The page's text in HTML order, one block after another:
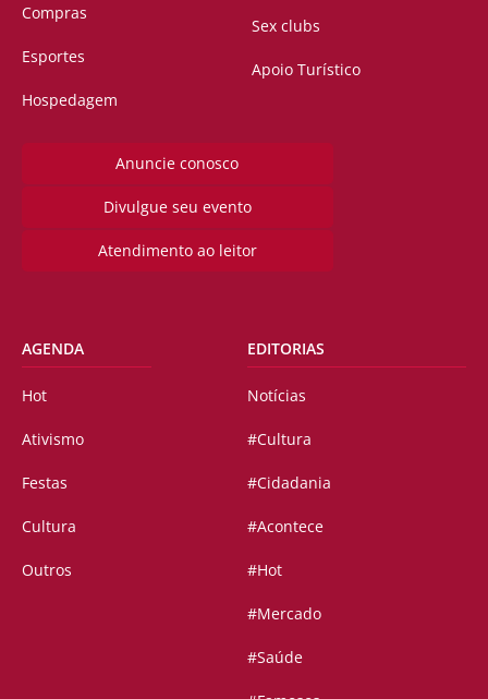
Compras
Esportes
Hospedagem
Sex clubs
Apoio Turístico
Anuncie conosco
Divulgue seu evento
Atendimento ao leitor
AGENDA
Hot
Ativismo
Festas
Cultura
Outros
EDITORIAS
Notícias
#Cultura
#Cidadania
#Acontece
#Hot
#Mercado
#Saúde